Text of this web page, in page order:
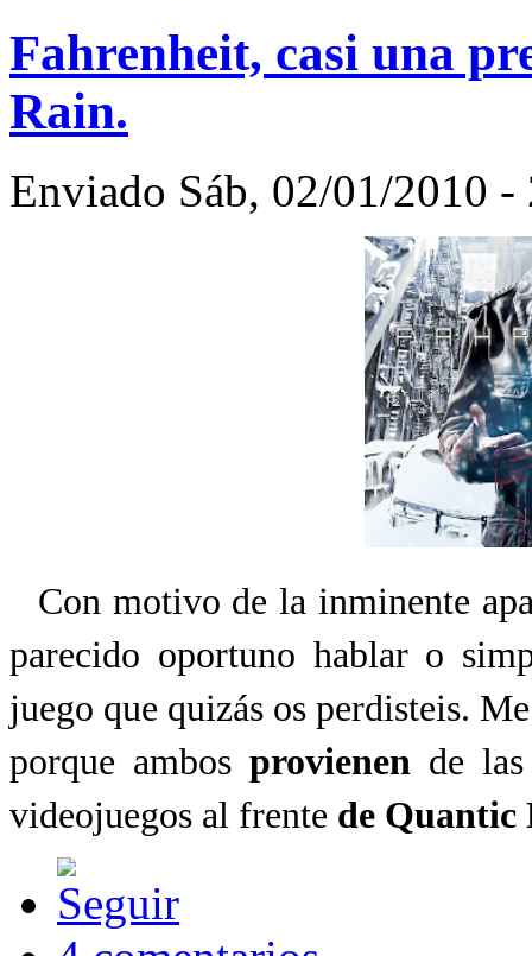
Fahrenheit, casi una
Rain.
Enviado Sáb, 02/01/2010
Con motivo de la inminente
parecido oportuno hablar o
juego que quizás os perdisteis.
porque ambos provienen de
videojuegos al frente de Quantic